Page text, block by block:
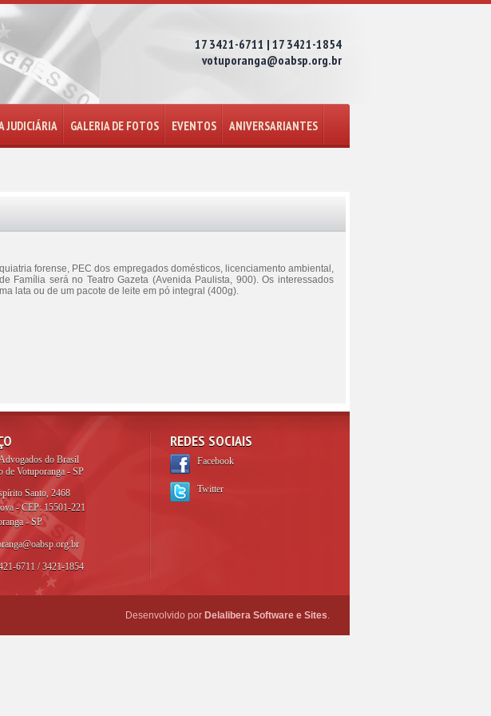
17 3421-6711 | 17 3421-1854
votuporanga@oabsp.org.br
JUDICIÁRIA GALERIA DE FOTOS EVENTOS ANIVERSARIANTES
forense, PEC dos empregados domésticos, licenciamento ambiental,
Família será no Teatro Gazeta (Avenida Paulista, 900). Os interessados
lata ou de um pacote de leite em pó integral (400g).
do Brasil
de Votuporanga - SP
Santo, 2468
- CEP: 15501-221
- SP
6711 / 3421-1854
REDES SOCIAIS
Facebook
Twitter
Desenvolvido por Delalibera Software e Sites.